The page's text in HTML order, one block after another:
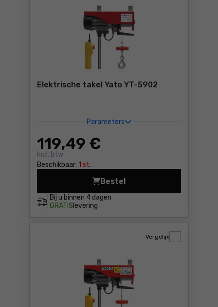
Elektrische takel Yato YT-5902
Parameters
119,49 €
Incl. btw
Beschikbaar: 1 st.
Bij u binnen 4 dagen
GRATIS levering
Bestel
Elektrische takel Yato YT-
Vergelijk